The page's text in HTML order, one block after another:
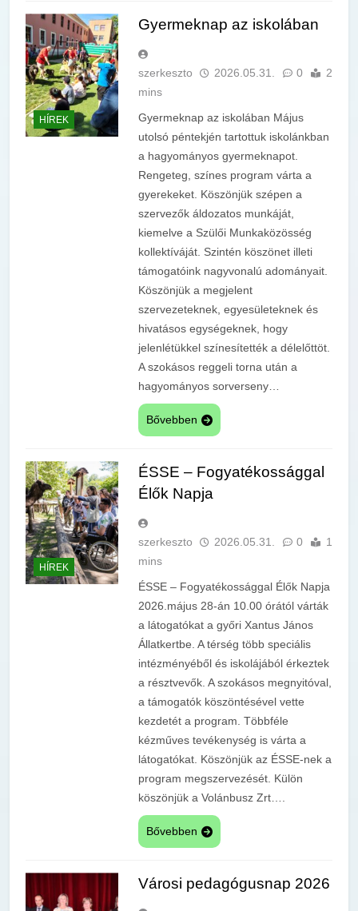
HÍREK
Gyermeknap az iskolában
szerkeszto 2026.05.31. 0
2
mins
Gyermeknap az iskolában Május
utolsó péntekjén tartottuk iskolánkban
a hagyományos gyermeknapot.
Rengeteg, színes program várta a
gyerekeket. Köszönjük szépen a
szervezők áldozatos munkáját,
kiemelve a Szülői Munkaközösség
kollektíváját. Szintén köszönet illeti
támogatóink nagyvonalú adományait.
Köszönjük a megjelent
szervezeteknek, egyesületeknek és
hivatásos egységeknek, hogy
jelenlétükkel színesítették a délelőttöt.
A szokásos reggeli torna után a
hagyományos sorverseny…
Bővebben
HÍREK
ÉSSE – Fogyatékossággal
Élők Napja
szerkeszto 2026.05.31. 0
1
mins
ÉSSE – Fogyatékossággal Élők Napja
2026.május 28-án 10.00 órától várták
a látogatókat a győri Xantus János
Állatkertbe. A térség több speciális
intézményéből és iskolájából érkeztek
a résztvevők. A szokásos megnyitóval,
a támogatók köszöntésével vette
kezdetét a program. Többféle
kézműves tevékenység is várta a
látogatókat. Köszönjük az ÉSSE-nek a
program megszervezését. Külön
köszönjük a Volánbusz Zrt….
Bővebben
Városi pedagógusnap 2026